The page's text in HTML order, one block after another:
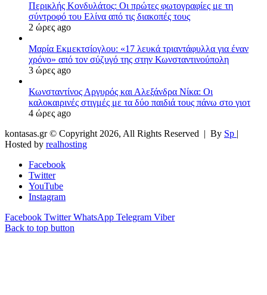
Περικλής Κονδυλάτος: Οι πρώτες φωτογραφίες με τη
σύντροφό του Ελίνα από τις διακοπές τους
2 ώρες ago
Μαρία Εκμεκτσίογλου: «17 λευκά τριαντάφυλλα για έναν
χρόνο» από τον σύζυγό της στην Κωνσταντινούπολη
3 ώρες ago
Κωνσταντίνος Αργυρός και Αλεξάνδρα Νίκα: Οι
καλοκαιρινές στιγμές με τα δύο παιδιά τους πάνω στο γιοτ
4 ώρες ago
kontasas.gr © Copyright 2026, All Rights Reserved | By Sp |
Hosted by realhosting
Facebook
Twitter
YouTube
Instagram
Facebook Twitter WhatsApp Telegram Viber
Back to top button